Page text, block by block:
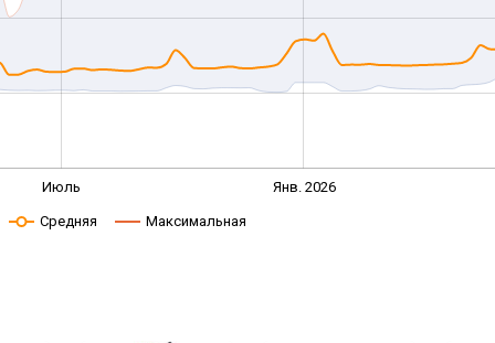
Июль Янв. 2026
Средняя Максимальная